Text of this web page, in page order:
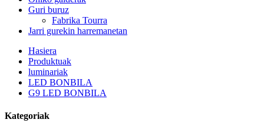
Guri buruz
Fabrika Tourra
Jarri gurekin harremanetan
Hasiera
Produktuak
luminariak
LED BONBILA
G9 LED BONBILA
Kategoriak